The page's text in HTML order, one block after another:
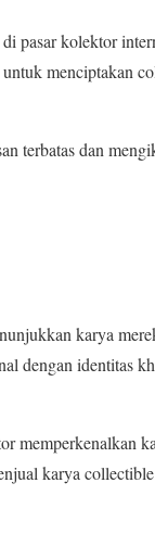
pasar kolektor
menciptakan
terbatas dan
karya
dengan identitas
memperkenalkan
karya